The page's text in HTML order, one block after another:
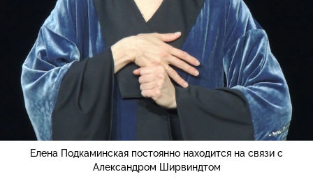
Елена Подкаминская постоянно находится на связи с
Александром Ширвиндтом